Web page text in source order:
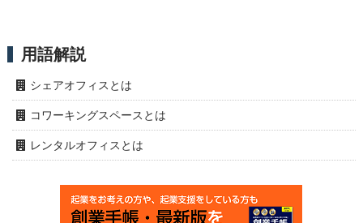
用語解説
シェアオフィスとは
コワーキングスペースとは
レンタルオフィスとは